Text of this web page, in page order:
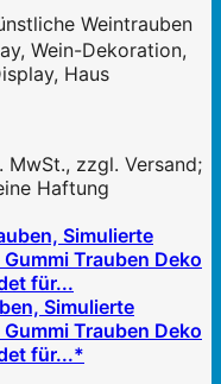
Weintrauben
Wein-Dekoration,
Haus
MwSt., zzgl. Versand;
Haftung
Simulierte
Trauben Deko
für...*